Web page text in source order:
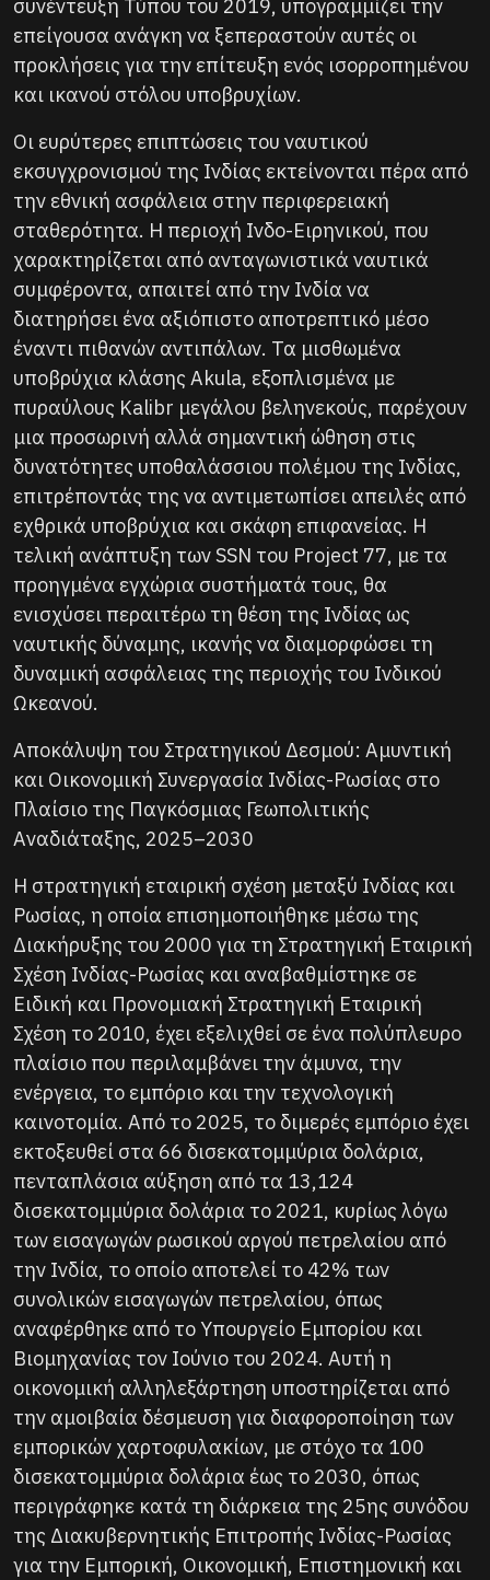
συνέντευξη Τύπου του 2019, υπογραμμίζει την
επείγουσα ανάγκη να ξεπεραστούν αυτές οι
προκλήσεις για την επίτευξη ενός ισορροπημένου
και ικανού στόλου υποβρυχίων.
Οι ευρύτερες επιπτώσεις του ναυτικού
εκσυγχρονισμού της Ινδίας εκτείνονται πέρα ​​από
την εθνική ασφάλεια στην περιφερειακή
σταθερότητα. Η περιοχή Ινδο-Ειρηνικού, που
χαρακτηρίζεται από ανταγωνιστικά ναυτικά
συμφέροντα, απαιτεί από την Ινδία να
διατηρήσει ένα αξιόπιστο αποτρεπτικό μέσο
έναντι πιθανών αντιπάλων. Τα μισθωμένα
υποβρύχια κλάσης Akula, εξοπλισμένα με
πυραύλους Kalibr μεγάλου βεληνεκούς, παρέχουν
μια προσωρινή αλλά σημαντική ώθηση στις
δυνατότητες υποθαλάσσιου πολέμου της Ινδίας,
επιτρέποντάς της να αντιμετωπίσει απειλές από
εχθρικά υποβρύχια και σκάφη επιφανείας. Η
τελική ανάπτυξη των SSN του Project 77, με τα
προηγμένα εγχώρια συστήματά τους, θα
ενισχύσει περαιτέρω τη θέση της Ινδίας ως
ναυτικής δύναμης, ικανής να διαμορφώσει τη
δυναμική ασφάλειας της περιοχής του Ινδικού
Ωκεανού.
Αποκάλυψη του Στρατηγικού Δεσμού: Αμυντική
και Οικονομική Συνεργασία Ινδίας-Ρωσίας στο
Πλαίσιο της Παγκόσμιας Γεωπολιτικής
Αναδιάταξης, 2025–2030
Η στρατηγική εταιρική σχέση μεταξύ Ινδίας και
Ρωσίας, η οποία επισημοποιήθηκε μέσω της
Διακήρυξης του 2000 για τη Στρατηγική Εταιρική
Σχέση Ινδίας-Ρωσίας και αναβαθμίστηκε σε
Ειδική και Προνομιακή Στρατηγική Εταιρική
Σχέση το 2010, έχει εξελιχθεί σε ένα πολύπλευρο
πλαίσιο που περιλαμβάνει την άμυνα, την
ενέργεια, το εμπόριο και την τεχνολογική
καινοτομία. Από το 2025, το διμερές εμπόριο έχει
εκτοξευθεί στα 66 δισεκατομμύρια δολάρια,
πενταπλάσια αύξηση από τα 13,124
δισεκατομμύρια δολάρια το 2021, κυρίως λόγω
των εισαγωγών ρωσικού αργού πετρελαίου από
την Ινδία, το οποίο αποτελεί το 42% των
συνολικών εισαγωγών πετρελαίου, όπως
αναφέρθηκε από το Υπουργείο Εμπορίου και
Βιομηχανίας τον Ιούνιο του 2024. Αυτή η
οικονομική αλληλεξάρτηση υποστηρίζεται από
την αμοιβαία δέσμευση για διαφοροποίηση των
εμπορικών χαρτοφυλακίων, με στόχο τα 100
δισεκατομμύρια δολάρια έως το 2030, όπως
περιγράφηκε κατά τη διάρκεια της 25ης συνόδου
της Διακυβερνητικής Επιτροπής Ινδίας-Ρωσίας
για την Εμπορική, Οικονομική, Επιστημονική και